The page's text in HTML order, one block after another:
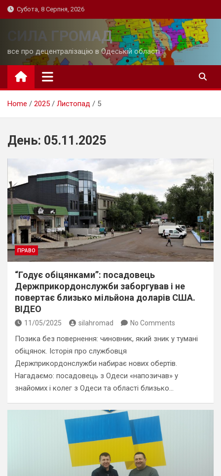
Skip
to
Субота, 8 Серпня, 2026
СИЛА ГРОМАД
все про децентралізацію в Одеській області
Home 2025 Листопад 5
День: 05.11.2025
ПРАВО
“Годує обіцянками”: посадовець
Держприкордонслужби заборгував і не
повертає близько мільйона доларів США.
ВІДЕО
11/05/2025 silahromad No Comments
Позика без повернення: чиновник, який зник у тумані
обіцянок. Історія про службовця
Держприкордонслужби набирає нових обертів.
Нагадаємо: посадовець з Одеси «напозичав» у
знайомих і колег з Одеси та області близько…